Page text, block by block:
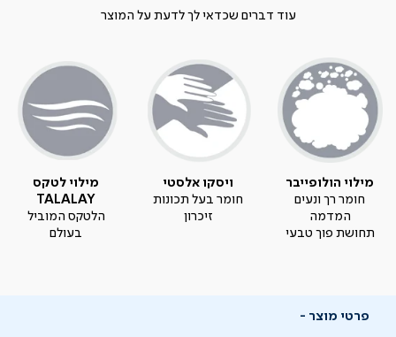
עוד דברים שכדאי לך לדעת על המוצר
מילוי הולופייבר
חומר רך ונעים
המדמה
תחושת פוך טבעי
ויסקו אלסטי
חומר בעל תכונות
זיכרון
מילוי לטקס
TALALAY
הלטקס המוביל
בעולם
פרטי מוצר